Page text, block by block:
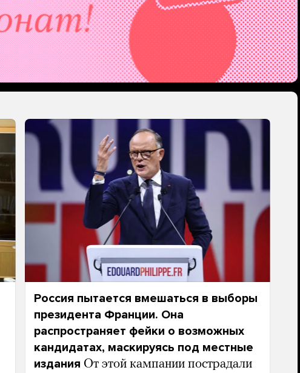
Россия пытается вмешаться в выборы
президента Франции. Она
распространяет фейки о возможных
кандидатах, маскируясь под местные
издания От этой кампании пострадали